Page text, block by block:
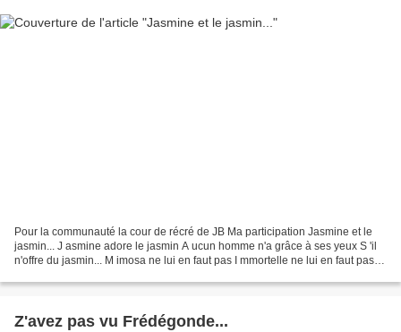
Pour la communauté la cour de récré de JB Ma participation Jasmine et le
jasmin... J asmine adore le jasmin A ucun homme n'a grâce à ses yeux S 'il
n'offre du jasmin... M imosa ne lui en faut pas I mmortelle ne lui en faut pas N
Z'avez pas vu Frédégonde...